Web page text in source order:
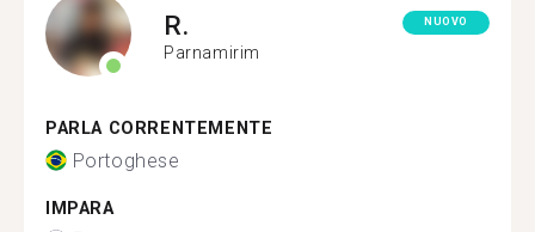
R.
Parnamirim
NUOVO
PARLA CORRENTEMENTE
Portoghese
IMPARA